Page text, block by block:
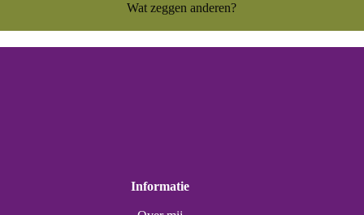
Wat zeggen anderen?
Informatie